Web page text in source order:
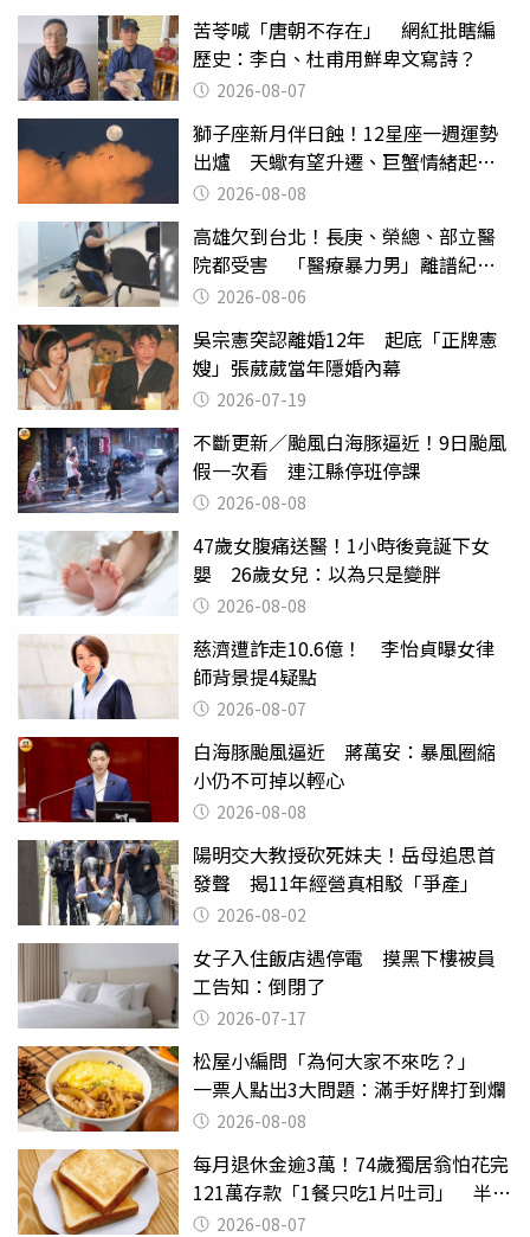
苦苓喊「唐朝不存在」 網紅批瞎編
歷史：李白、杜甫用鮮卑文寫詩？
2026-08-07
獅子座新月伴日蝕！12星座一週運勢
出爐 天蠍有望升遷、巨蟹情緒起伏
大 2026-08-08
高雄欠到台北！長庚、榮總、部立醫
院都受害 「醫療暴力男」離譜紀錄
曝光2026-08-06
吳宗憲突認離婚12年 起底「正牌憲
嫂」張葳葳當年隱婚內幕
2026-07-19
不斷更新／颱風白海豚逼近！9日颱風
假一次看 連江縣停班停課
2026-08-08
47歲女腹痛送醫！1小時後竟誕下女
嬰 26歲女兒：以為只是變胖
2026-08-08
慈濟遭詐走10.6億！ 李怡貞曝女律
師背景提4疑點
2026-08-07
白海豚颱風逼近 蔣萬安：暴風圈縮
小仍不可掉以輕心
2026-08-08
陽明交大教授砍死妹夫！岳母追思首
發聲 揭11年經營真相駁「爭產」
2026-08-02
女子入住飯店遇停電 摸黑下樓被員
工告知：倒閉了
2026-07-17
松屋小編問「為何大家不來吃？」
一票人點出3大問題：滿手好牌打到爛
2026-08-08
每月退休金逾3萬！74歲獨居翁怕花完
121萬存款「1餐只吃1片吐司」 半年
後暴瘦嚇壞女兒
2026-08-07